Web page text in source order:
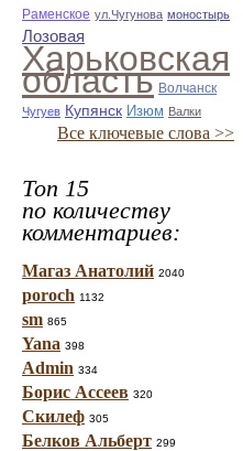
Раменское ул.Чугунова моностырь
Лозовая
Харьковская
область Волчанск
Чугуев Купянск Изюм Валки
Все ключевые слова >>
Топ 15
по количеству
комментариев:
Магаз Анатолий 2040
poroch 1132
sm 865
Yana 398
Admin 334
Борис Ассеев 320
Скилеф 305
Белков Альберт 299